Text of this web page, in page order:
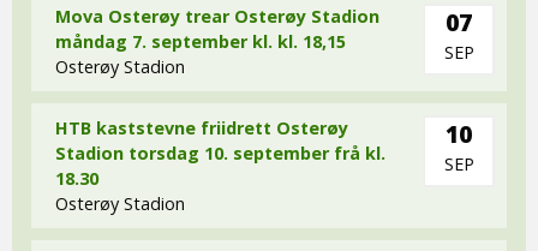
Mova Osterøy trear Osterøy Stadion
måndag 7. september kl. kl. 18,15
Osterøy Stadion
07
SEP
HTB kaststevne friidrett Osterøy
Stadion torsdag 10. september frå kl.
18.30
Osterøy Stadion
10
SEP